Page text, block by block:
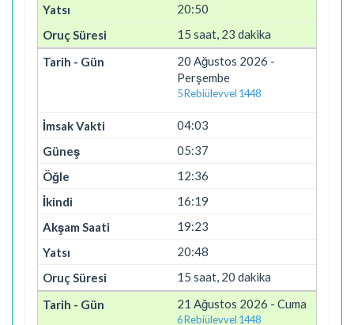
20:50
15 saat, 23 dakika
20 Ağustos 2026 -
Perşembe
5 Rebiülevvel 1448
04:03
05:37
12:36
16:19
19:23
20:48
15 saat, 20 dakika
21 Ağustos 2026 - Cuma
6 Rebiülevvel 1448